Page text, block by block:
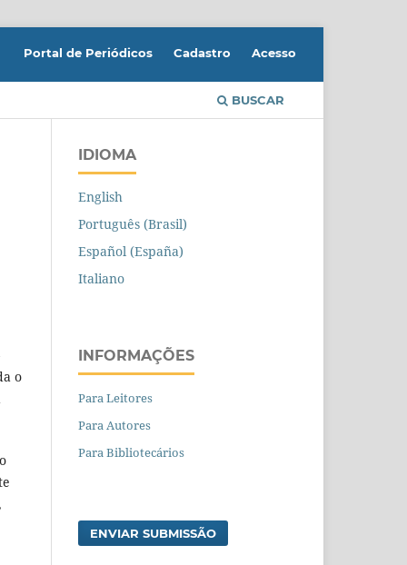
BUSCAR
Portal de Periódicos Cadastro Acesso
o
IDIOMA
English
Português (Brasil)
Español (España)
Italiano
INFORMAÇÕES
Para Leitores
Para Autores
Para Bibliotecários
ENVIAR SUBMISSÃO